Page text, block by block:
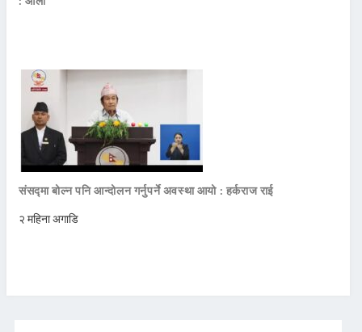
संसद्मा बोल्न पनि आन्दोलन गर्नुपर्ने अवस्था आयो : हर्कराज राई
२ महिना अगाडि